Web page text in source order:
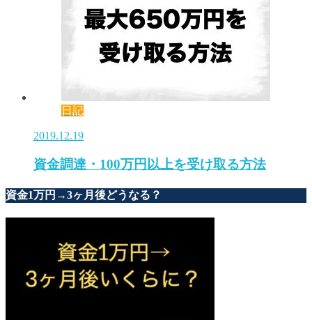
日記
2019.12.19
資金調達・100万円以上を受け取る方法
資金1万円→3ヶ月後どうなる？